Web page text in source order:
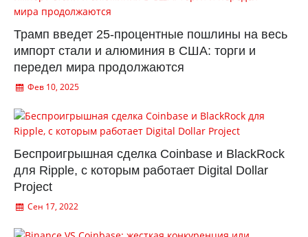
Трамп введет 25-процентные пошлины на весь
импорт стали и алюминия в США: торги и
передел мира продолжаются
Фев 10, 2025
Беспроигрышная сделка Coinbase и BlackRock
для Ripple, с которым работает Digital Dollar
Project
Сен 17, 2022